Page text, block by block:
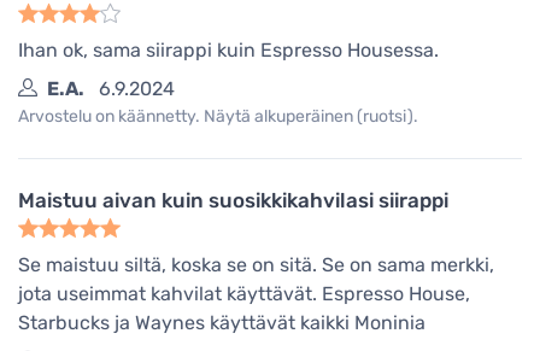
Ihan ok, sama siirappi kuin Espresso Housessa.
E.A.
6.9.2024
Arvostelu on käännetty. Näytä alkuperäinen (ruotsi).
Maistuu aivan kuin suosikkikahvilasi siirappi
Se maistuu siltä, koska se on sitä. Se on sama merkki,
jota useimmat kahvilat käyttävät. Espresso House,
Starbucks ja Waynes käyttävät kaikki Moninia